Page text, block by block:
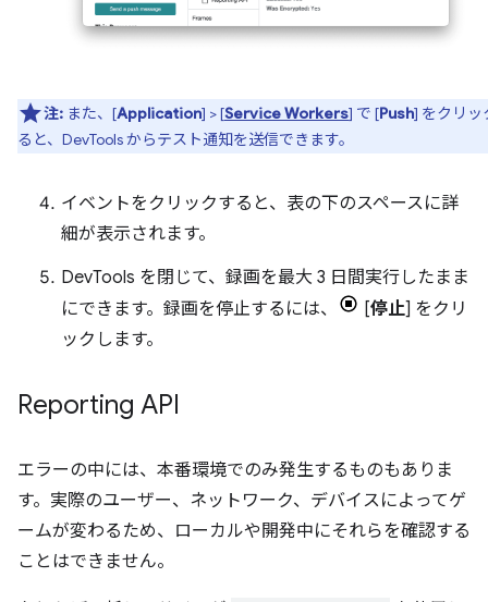
注: また、[Application] > [Service Workers] で [Push] をクリッ
ると、DevTools からテスト通知を送信できます。
イベントをクリックすると、表の下のスペースに詳
細が表示されます。
DevTools を閉じて、録画を最大 3 日間実行したまま
にできます。録画を停止するには、
[停止] をクリ
ックします。
Reporting API
エラーの中には、本番環境でのみ発生するものもありま
す。実際のユーザー、ネットワーク、デバイスによってゲ
ームが変わるため、ローカルや開発中にそれらを確認する
ことはできません。